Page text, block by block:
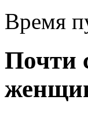
Время
Почти